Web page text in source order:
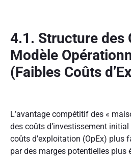
4.1. Structure des
Modèle
(Faibles Coûts
L’avantage compétitif des «
des coûts d’investissement
coûts d’exploitation (OpEx) plus
par des marges potentielles plus